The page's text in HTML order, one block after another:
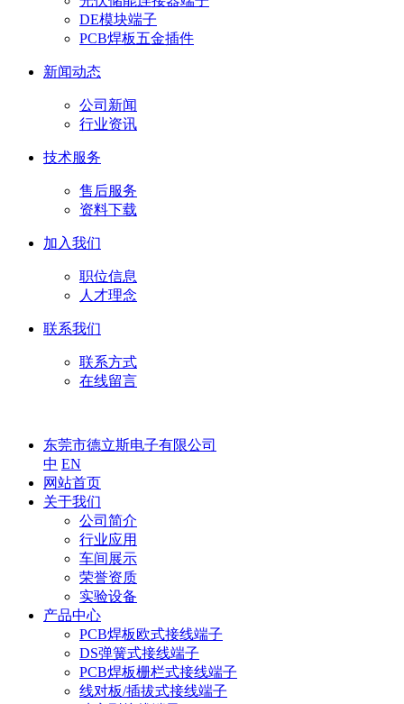
DE模块端子
PCB焊板五金插件
新闻动态
公司新闻
行业资讯
技术服务
售后服务
资料下载
加入我们
职位信息
人才理念
联系我们
联系方式
在线留言
东莞市德立斯电子有限公司
中 EN
网站首页
关于我们
公司简介
行业应用
车间展示
荣誉资质
实验设备
产品中心
PCB焊板欧式接线端子
DS弹簧式接线端子
PCB焊板栅栏式接线端子
线对板/插拔式接线端子